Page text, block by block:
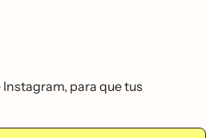
para que tus